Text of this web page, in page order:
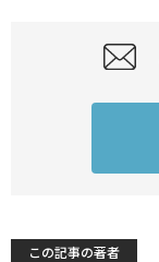
この記事の著者